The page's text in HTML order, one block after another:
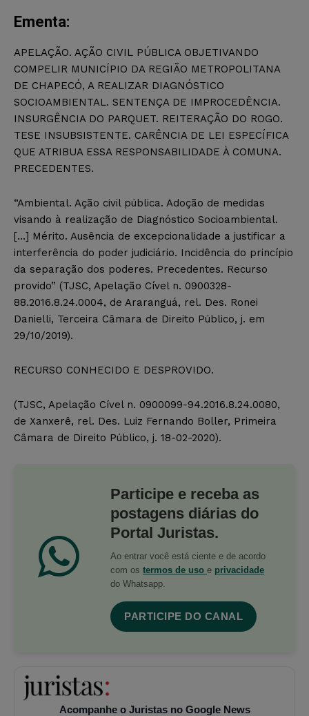
Ementa:
APELAÇÃO. AÇÃO CIVIL PÚBLICA OBJETIVANDO
COMPELIR MUNICÍPIO DA REGIÃO METROPOLITANA
DE CHAPECÓ, A REALIZAR DIAGNÓSTICO
SOCIOAMBIENTAL. SENTENÇA DE IMPROCEDÊNCIA.
INSURGÊNCIA DO PARQUET. REITERAÇÃO DO ROGO.
TESE INSUBSISTENTE. CARÊNCIA DE LEI ESPECÍFICA
QUE ATRIBUA ESSA RESPONSABILIDADE À COMUNA.
PRECEDENTES.
“Ambiental. Ação civil pública. Adoção de medidas
visando à realização de Diagnóstico Socioambiental.
[…] Mérito. Ausência de excepcionalidade a justificar a
interferência do poder judiciário. Incidência do princípio
da separação dos poderes. Precedentes. Recurso
provido” (TJSC, Apelação Cível n. 0900328-
88.2016.8.24.0004, de Araranguá, rel. Des. Ronei
Danielli, Terceira Câmara de Direito Público, j. em
29/10/2019).
RECURSO CONHECIDO E DESPROVIDO.
(TJSC, Apelação Cível n. 0900099-94.2016.8.24.0080,
de Xanxerê, rel. Des. Luiz Fernando Boller, Primeira
Câmara de Direito Público, j. 18-02-2020).
Participe e receba as
postagens diárias do
Portal Juristas.
Ao entrar você está ciente e de acordo
com os termos de uso e privacidade
do Whatsapp.
PARTICIPE DO CANAL
Acompanhe o Juristas no Google News